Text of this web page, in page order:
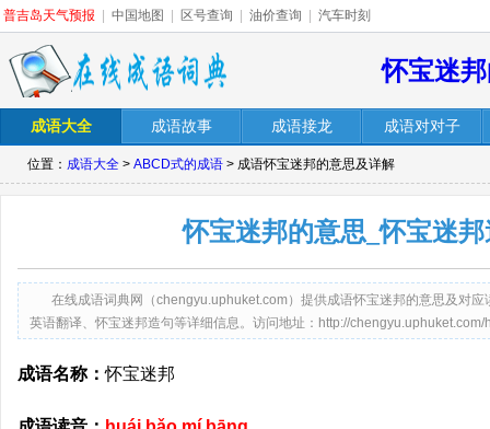
普吉岛天气预报 中国地图 区号查询 油价查询 汽车时刻
怀宝迷
成语大全 成语故事 成语接龙 成语对对子
位置： 成语大全 > ABCD式的成语 > 成语怀宝迷邦的意思及详解
怀宝迷邦的意思_怀宝迷
在线成语词典网（chengyu.uphuket.com）提供成语怀宝迷邦的意思及对
英语翻译、怀宝迷邦造句等详细信息。访问地址：http://
成语名称：怀宝迷邦